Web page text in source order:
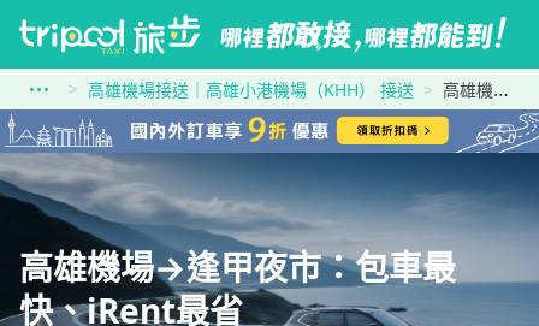
高雄機場接送｜高雄小港機場（KHH） 接送 高雄機場到逢甲夜市
高雄機場→逢甲夜市：包車最
快、iRent最省